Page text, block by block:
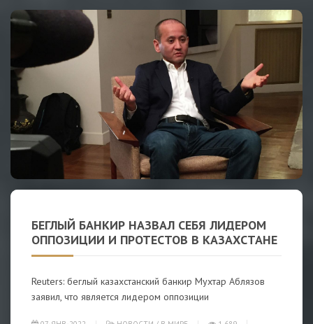
БЕГЛЫЙ БАНКИР НАЗВАЛ СЕБЯ ЛИДЕРОМ
ОППОЗИЦИИ И ПРОТЕСТОВ В КАЗАХСТАНЕ
Reuters: беглый казахстанский банкир Мухтар Аблязов
заявил, что является лидером оппозиции